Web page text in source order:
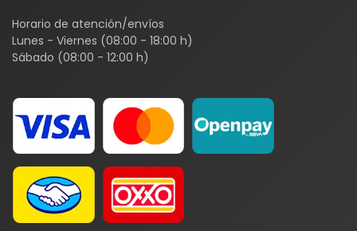
Horario de atención/envíos
Lunes - Viernes (08:00 - 18:00 h)
Sábado (08:00 - 12:00 h)